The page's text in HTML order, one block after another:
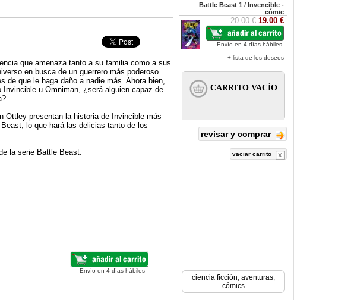
que amenaza tanto a su familia como a sus
en busca de un guerrero más poderoso
que le haga daño a nadie más. Ahora bien,
u Omniman, ¿será alguien capaz de
Ottley presentan la historia de Invincible más
lo que hará las delicias tanto de los
la serie Battle Beast.
Envío en 4 días hábiles
Battle Beast 1 / Invencible -
cómic
20.00 € 19.00 €
Envío en 4 días hábiles
+ lista de los deseos
revisar y comprar
vaciar carrito
ciencia ficción, aventuras,
cómics